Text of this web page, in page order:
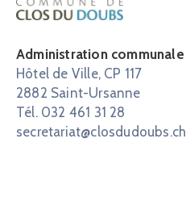
Administration communale
Hôtel de Ville, CP 117
2882 Saint-Ursanne
Tél. 032 461 31 28
secretariat@closdudoubs.ch